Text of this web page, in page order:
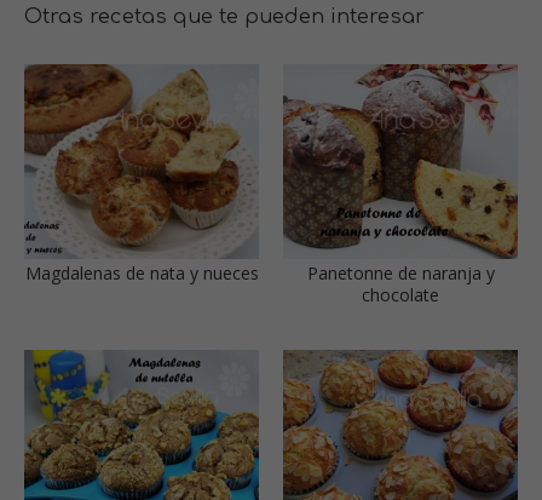
Otras recetas que te pueden interesar
Magdalenas de nata y nueces
Panetonne de naranja y
chocolate